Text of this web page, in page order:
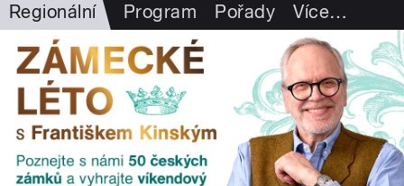
Regionální Program Pořady Více…